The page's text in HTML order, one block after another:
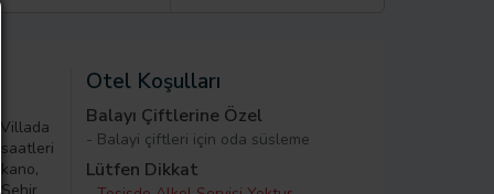
Otel Koşulları
Balayı Çiftlerine Özel
- Balayi çiftleri için oda süsleme
Lütfen Dikkat